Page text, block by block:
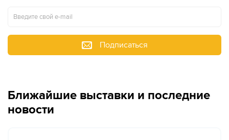
Подписаться
Ближайшие выставки и последние
новости